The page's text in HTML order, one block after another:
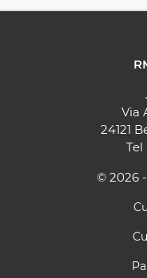
Via
24121
Tel
© 2026